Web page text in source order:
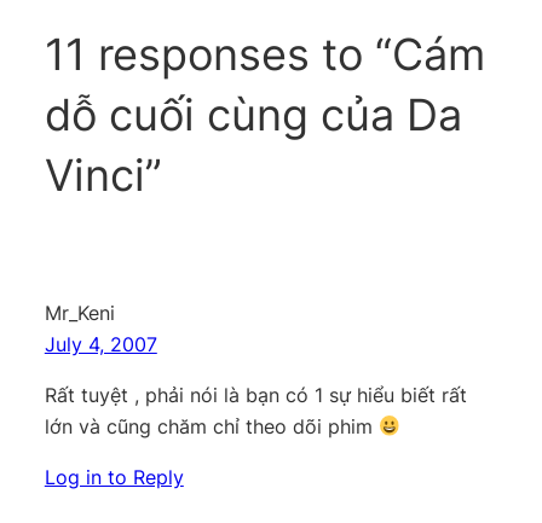
11 responses to “Cám
dỗ cuối cùng của Da
Vinci”
Mr_Keni
July 4, 2007
Rất tuyệt , phải nói là bạn có 1 sự hiểu biết rất
lớn và cũng chăm chỉ theo dõi phim
Log in to Reply